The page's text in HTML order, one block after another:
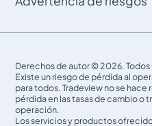
Derechos de autor © 2026.
Existe un riesgo de pérdida al
para todos. Tradeview no se
pérdida en las tasas de cambio o
operación.
Los servicios y productos